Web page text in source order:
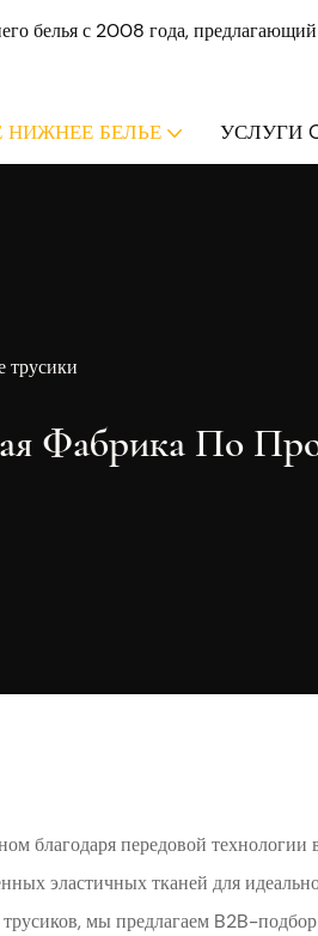
белья с 2008 года, предлагающий
БЕЛЬЕ УСЛУГИ
трусики
Фабрика По
благодаря передовой
эластичных тканей для
мы предлагаем B2B-